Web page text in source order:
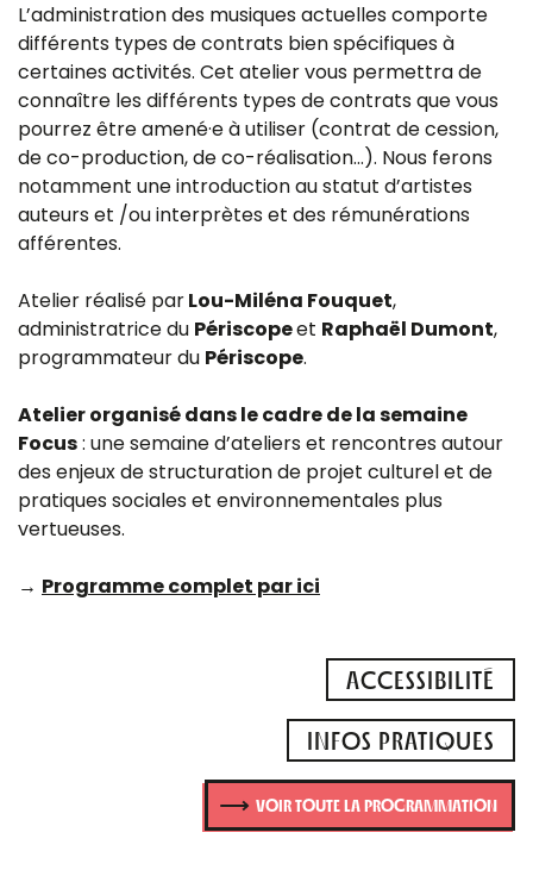
L’administration des musiques actuelles comporte
différents types de contrats bien spécifiques à
certaines activités. Cet atelier vous permettra de
connaître les différents types de contrats que vous
pourrez être amené·e à utiliser (contrat de cession,
de co-production, de co-réalisation…). Nous ferons
notamment une introduction au statut d’artistes
auteurs et /ou interprètes et des rémunérations
afférentes.
Atelier réalisé parLou-Miléna Fouquet,
administratrice du Périscopeet Raphaël Dumont,
programmateur du Périscope.
Atelier organisé dans le cadre de la semaine
Focus: une semaine d’ateliers et rencontres autour
des enjeux de structuration de projet culturel et de
pratiques sociales et environnementales plus
vertueuses.
→ Programme complet par ici
ACCESSIBILITÉ
INFOS PRATIQUES
VOIR TOUTE LA PROGRAMMATION